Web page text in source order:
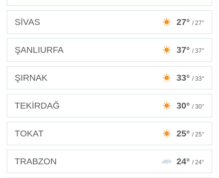
SİVAS 27° / 27°
ŞANLIURFA 37° / 37°
ŞIRNAK 33° / 33°
TEKİRDAĞ 30° / 30°
TOKAT 25° / 25°
TRABZON 24° / 24°